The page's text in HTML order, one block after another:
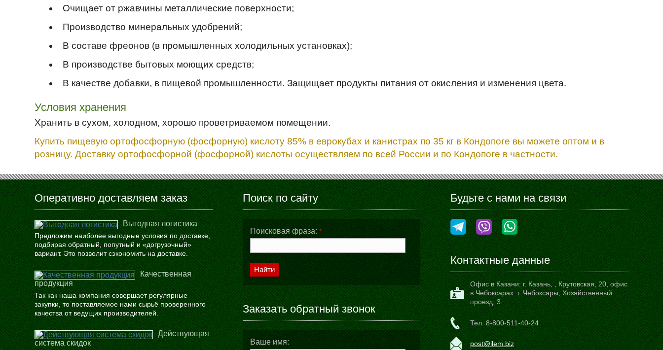
Очищает от ржавчины металлические поверхности;
Производство минеральных удобрений;
В составе фреонов (в промышленных холодильных установках);
В производстве бытовых моющих средств;
В качестве добавки, в пищевой промышленности. Защищает продукты питания от окисления и изменения цвета.
Условия хранения
Хранить в сухом, холодном, хорошо проветриваемом помещении.
Купить пищевую ортофосфорную (фосфорную) кислоту 85% в еврокубах и канистрах по 35 кг в Кондопоге вы можете оптом и в
розницу. Доставку ортофосфорной (фосфорной) кислоты осуществляем по всей России и по Кондопоге в частности.
Оперативно доставляем заказ
Выгодная логистика
Предложим наиболее выгодные условия по доставке,
подбирая обратный, попутный и «догрузочный»
вариант. Это позволит сэкономить на доставке.
Качественная
продукция
Так как наша компания совершает регулярные
закупки, то поставляемое нами сырьё проверенного
качества от ведущих производителей.
Действующая
система скидок
Поиск по сайту
Поисковая фраза: *
Найти
Заказать обратный звонок
Ваше имя:
Будьте с нами на связи
Контактные данные
Офис в Казани: г. Казань,,Крутовская, 20, офис
в Чебоксарах: г. Чебоксары, Хозяйственный
проезд, 3.
Тел.8-800-511-40-24
post@ilem.biz